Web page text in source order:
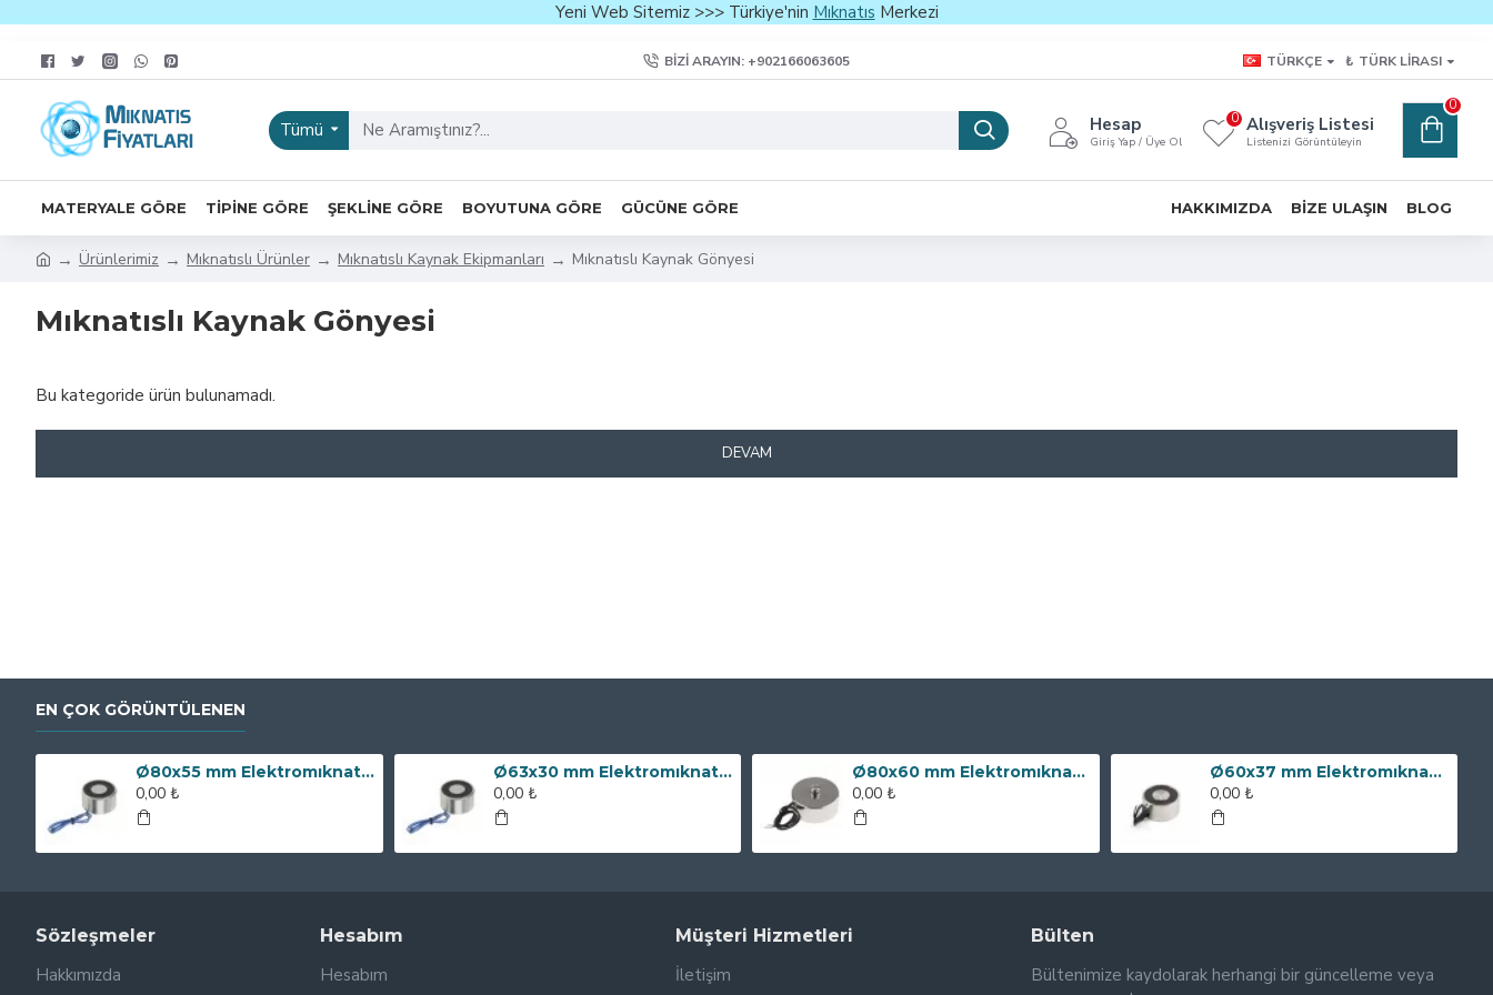
Yeni Web Sitemiz >>> Türkiye'nin Mıknatıs Merkezi
BIZI ARAYIN: +902166063605 TÜRKÇE ₺ TÜRK LIRASI
Tümü Hesap
Giriş Yap / Üye Ol
Alışveriş Listesi
Listenizi Görüntüleyin
0
0
MATERYALE GÖRE TIPINE GÖRE ŞEKLINE GÖRE BOYUTUNA GÖRE GÜCÜNE GÖRE HAKKIMIZDA BIZE ULAŞIN BLOG
Ürünlerimiz Mıknatıslı Ürünler Mıknatıslı Kaynak Ekipmanları Mıknatıslı Kaynak Gönyesi
Mıknatıslı Kaynak Gönyesi
Bu kategoride ürün bulunamadı.
DEVAM
EN ÇOK GÖRÜNTÜLENEN
Ø80x55 mm Elektromıknatıs - 250 kg Çekim Gücü
0,00 ₺
Ø63x30 mm Elektromıknatıs - 100 kg Çekim Gücü
0,00 ₺
Ø80x60 mm Elektromıknatıs - 240 kg Çekim Gücü
0,00 ₺
Ø60x37 mm Elektromıknatıs - 100 kg Çekim Gücü
0,00 ₺
Sözleşmeler
Hakkımızda
Hesabım
Hesabım
Müşteri Hizmetleri
İletişim
Bülten
Bültenimize kaydolarak herhangi bir güncelleme veya